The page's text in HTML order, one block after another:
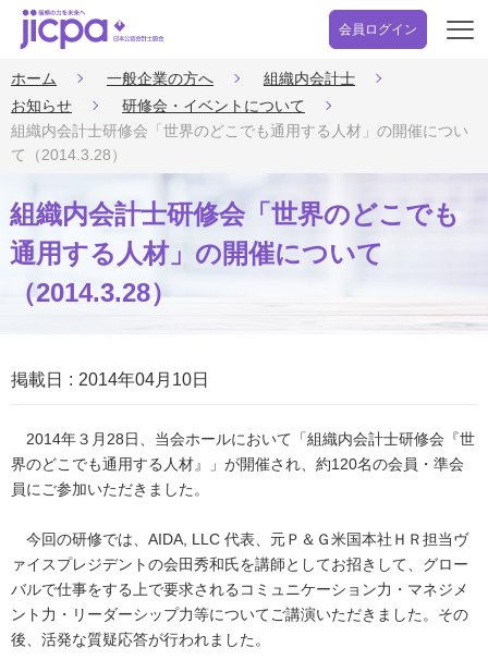
会員ログイン
開
ホーム 一般企業の方へ
組織内会計士
お知らせ
研修会・イベントについて
組織内会計士研修会「世界のどこでも通用する人材」の開催につい
て（2014.3.28）
組織内会計士研修会「世界のどこでも
通用する人材」の開催について
（2014.3.28）
掲載日 2014年04月10日
2014年３月28日、当会ホールにおいて「組織内会計士研修会『世
界のどこでも通用する人材』」が開催され、約120名の会員・準会
員にご参加いただきました。
今回の研修では、AIDA, LLC 代表、元Ｐ＆Ｇ米国本社ＨＲ担当ヴ
ァイスプレジデントの会田秀和氏を講師としてお招きして、グロー
バルで仕事をする上で要求されるコミュニケーション力・マネジメ
ント力・リーダーシップ力等についてご講演いただきました。その
後、活発な質疑応答が行われました。